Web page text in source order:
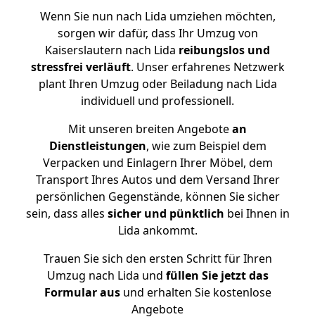
Wenn Sie nun nach Lida umziehen möchten,
sorgen wir dafür, dass Ihr Umzug von
Kaiserslautern nach Lida reibungslos und
stressfrei verläuft. Unser erfahrenes Netzwerk
plant Ihren Umzug oder Beiladung nach Lida
individuell und professionell.
Mit unseren breiten Angebotean
Dienstleistungen, wie zum Beispiel dem
Verpacken und Einlagern Ihrer Möbel, dem
Transport Ihres Autos und dem Versand Ihrer
persönlichen Gegenstände, können Sie sicher
sein, dass alles sicher und pünktlich bei Ihnen in
Lida ankommt.
Trauen Sie sich den ersten Schritt für Ihren
Umzug nach Lida und füllen Sie jetzt das
Formular ausund erhalten Sie kostenlose
Angebote